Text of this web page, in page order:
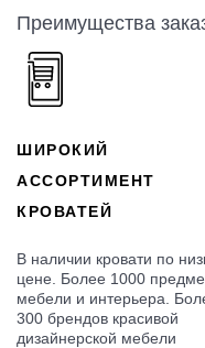
Преимущества
ШИРОКИЙ
АССОРТИМЕНТ
КРОВАТЕЙ
В наличии кровати по
цене. Более 1000
мебели и интерьера.
300 брендов красивой
дизайнерской мебели